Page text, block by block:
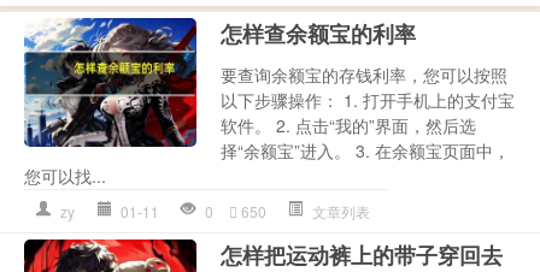
怎样查余额宝的利率
要查询余额宝的存钱利率，您可以按照
以下步骤操作： 1. 打开手机上的支付宝
软件。 2. 点击“我的”界面，然后选
择“余额宝”进入。 3. 在余额宝页面中，
您可以找...
zy 01-11 0 650 文章列表
怎样把运动裤上的带子穿回去